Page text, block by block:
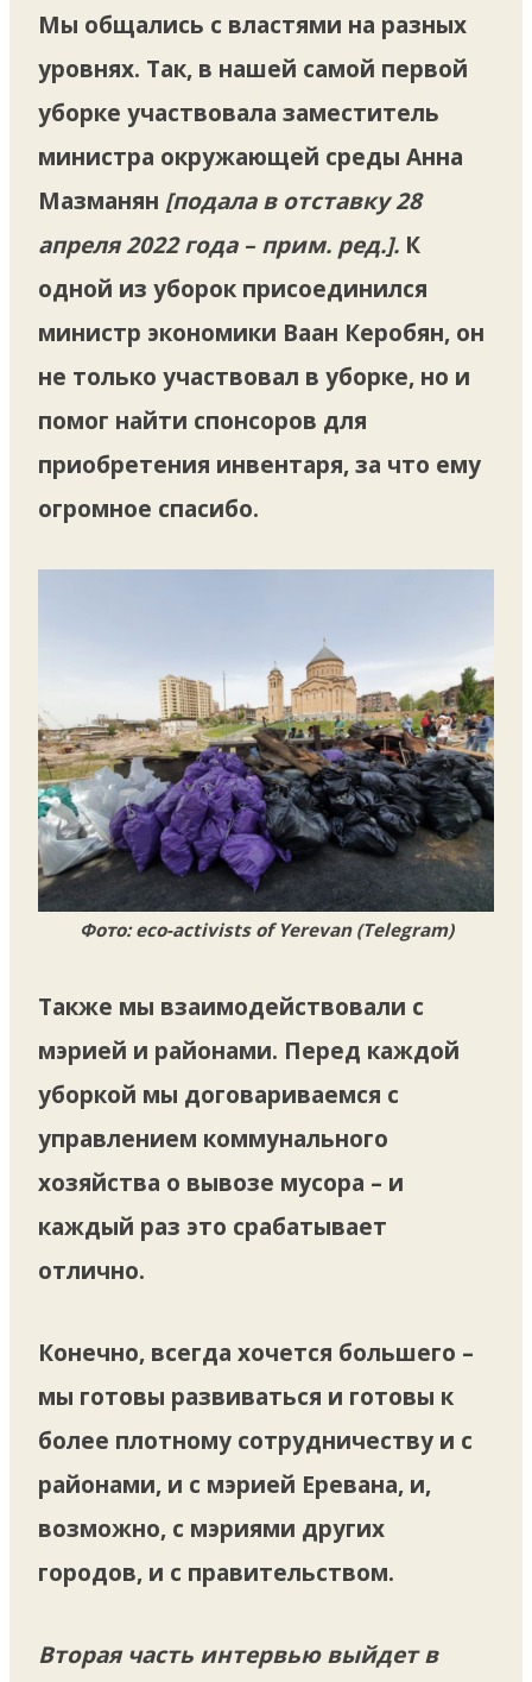
Мы общались с властями на разных
уровнях. Так, в нашей самой первой
уборке участвовала заместитель
министра окружающей среды Анна
Мазманян [подала в отставку 28
апреля 2022 года – прим. ред.]. К
одной из уборок присоединился
министр экономики Ваан Керобян, он
не только участвовал в уборке, но и
помог найти спонсоров для
приобретения инвентаря, за что ему
огромное спасибо.
Фото: eco-activists of Yerevan (Telegram)
Также мы взаимодействовали с
мэрией и районами. Перед каждой
уборкой мы договариваемся с
управлением коммунального
хозяйства о вывозе мусора – и
каждый раз это срабатывает
отлично.
Конечно, всегда хочется большего –
мы готовы развиваться и готовы к
более плотному сотрудничеству и с
районами, и с мэрией Еревана, и,
возможно, с мэриями других
городов, и с правительством.
Вторая часть интервью выйдет в